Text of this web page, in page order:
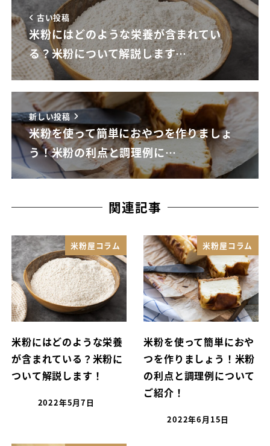
古い投稿
米粉にはどのような栄養が含まれてい
る？米粉について解説します…
新しい投稿
米粉を使って簡単におやつを作りましょ
う！米粉の利点と調理例に…
関連記事
米粉屋コラム
米粉にはどのような栄養
が含まれている？米粉に
ついて解説します！
2022年5月7日
米粉屋コラム
米粉を使って簡単におや
つを作りましょう！米粉
の利点と調理例について
ご紹介！
2022年6月15日